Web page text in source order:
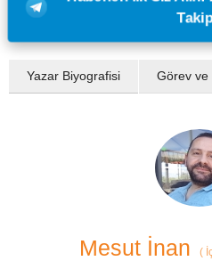
Yazar Biyografisi Görev ve
Mesut İnan (